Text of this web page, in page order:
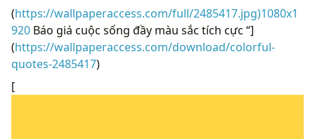
(https://wallpaperaccess.com/full/2485417.jpg)1080x1
920 Báo giá cuộc sống đầy màu sắc tích cực “]
(https://wallpaperaccess.com/download/colorful-
quotes-2485417)
[